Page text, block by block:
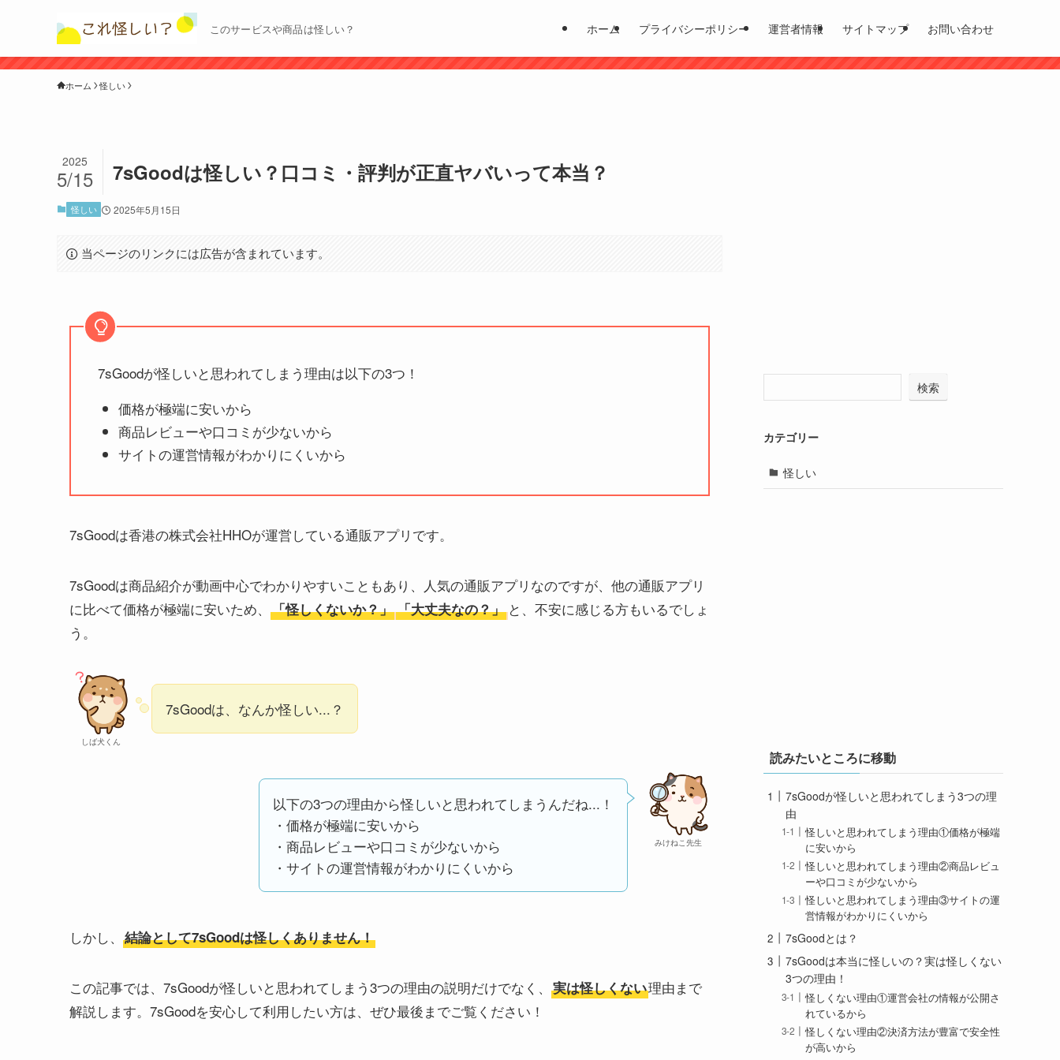
このサービスや商品は怪しい？ ホーム プライバシーポリシー 運営者情報 サイトマップ お問い合わせ
ホーム 怪しい
7sGoodは怪しい？口コミ・評判が正直ヤバいって本当？
2025
5/15
怪しい 2025年5月15日
当ページのリンクには広告が含まれています。
7sGoodが怪しいと思われてしまう理由は以下の3つ！
価格が極端に安いから
商品レビューや口コミが少ないから
サイトの運営情報がわかりにくいから
7sGoodは香港の株式会社HHOが運営している通販アプリです。
7sGoodは商品紹介が動画中心でわかりやすいこともあり、人気の通販アプリなのですが、他の通販アプリ
に比べて価格が極端に安いため、
「怪しくないか？」 「大丈夫なの？」 と、不安に感じる方もいるでしょ
う。
しば犬くん
7sGoodは、なんか怪しい...？
みけねこ先生
以下の3つの理由から怪しいと思われてしまうんだね...！
・価格が極端に安いから
・商品レビューや口コミが少ないから
・サイトの運営情報がわかりにくいから
しかし、 結論として7sGoodは怪しくありません！
この記事では、7sGoodが怪しいと思われてしまう3つの理由の説明だけでなく、 実は怪しくない理由まで
解説します。7sGoodを安心して利用したい方は、ぜひ最後までご覧ください！
検索
カテゴリー
怪しい
読みたいところに移動
7sGoodが怪しいと思われてしまう3つの理
由
怪しいと思われてしまう理由①価格が極端
に安いから
怪しいと思われてしまう理由②商品レビュ
ーや口コミが少ないから
怪しいと思われてしまう理由③サイトの運
営情報がわかりにくいから
7sGoodとは？
7sGoodは本当に怪しいの？実は怪しくない
3つの理由！
怪しくない理由①運営会社の情報が公開さ
れているから
怪しくない理由②決済方法が豊富で安全性
が高いから